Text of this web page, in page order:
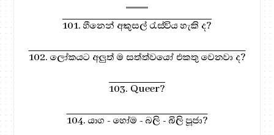
101. හීනෙන් අකුසල් රැස්විය හැකි ද?
102. ලෝකයට අලුත් ම සත්ත්වයෝ එකතු වෙනවා ද?
103. Queer?
104. යාග - හෝම - බලි - බිලි පූජා?